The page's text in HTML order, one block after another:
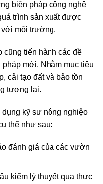
biện pháp công nghệ
trình sản xuất được
với môi trường.
cũng tiến hành các đề
mới. Nhằm mục tiêu
cải tạo đất và bảo tồn
tương lai.
dụng kỹ sư nông nghiệo
thể như sau:
đánh giá của các vườn
kiểm lý thuyết qua thực